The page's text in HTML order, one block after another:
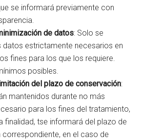
se informará previamente con
de datos: Solo se
datos estrictamente necesarios en
fines para los que los requiere.
posibles.
del plazo de conservación:
mantenidos durante no más
para los fines del tratamiento,
finalidad, tse informará del plazo de
en el caso de